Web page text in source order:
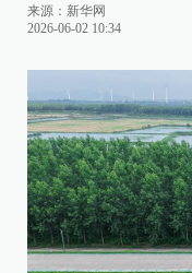
来源： 新华网
2026-06-02 10:34